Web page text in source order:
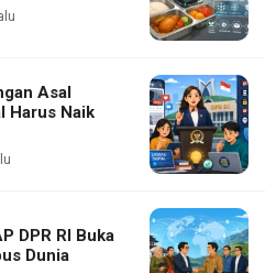
Asal
Harus Naik
DPR RI Buka
Dunia